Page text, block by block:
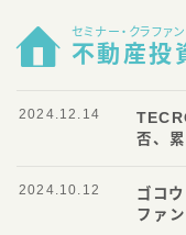
セミナー・クラファ
不動産投
否、
2024.12.14
ゴコ
ファ
2024.10.12